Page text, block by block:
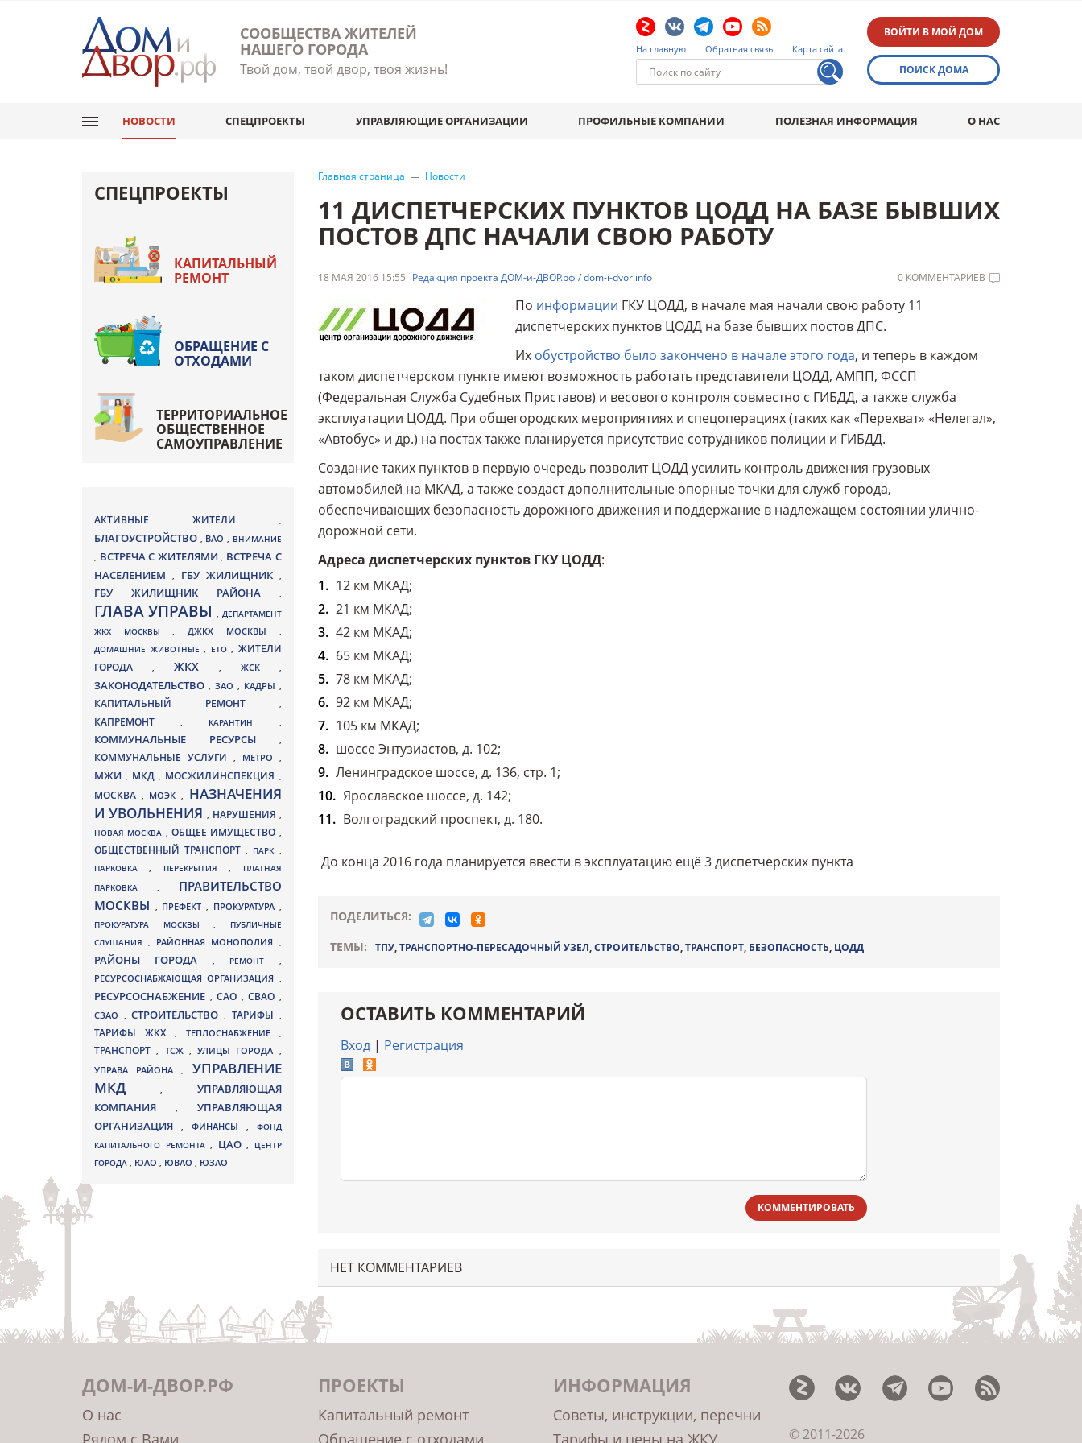
СООБЩЕСТВА ЖИТЕЛЕЙ
НАШЕГО ГОРОДА
Твой дом, твой двор, твоя жизнь!
На главную Обратная связь Карта сайта
ВОЙТИ В МОЙ ДОМ
ПОИСК ДОМА
НОВОСТИ СПЕЦПРОЕКТЫ УПРАВЛЯЮЩИЕ ОРГАНИЗАЦИИ ПРОФИЛЬНЫЕ КОМПАНИИ ПОЛЕЗНАЯ ИНФОРМАЦИЯ О НАС
Главная страница Новости
11 ДИСПЕТЧЕРСКИХ ПУНКТОВ ЦОДД НА БАЗЕ БЫВШИХ
ПОСТОВ ДПС НАЧАЛИ СВОЮ РАБОТУ
18 МАЯ 2016 15:55 Редакция проекта ДОМ-и-ДВОР.рф / dom-i-dvor.info 0 КОММЕНТАРИЕВ
По информации ГКУ ЦОДД, в начале мая начали свою работу 11
диспетчерских пунктов ЦОДД на базе бывших постов ДПС.
Их обустройство было закончено в начале этого года, и теперь в каждом
таком диспетчерском пункте имеют возможность работать представители ЦОДД, АМПП, ФССП
(Федеральная Служба Судебных Приставов) и весового контроля совместно с ГИБДД, а также служба
эксплуатации ЦОДД. При общегородских мероприятиях и спецоперациях (таких как «Перехват» «Нелегал»,
«Автобус» и др.) на постах также планируется присутствие сотрудников полиции и ГИБДД.
Создание таких пунктов в первую очередь позволит ЦОДД усилить контроль движения грузовых
автомобилей на МКАД, а также создаст дополнительные опорные точки для служб города,
обеспечивающих безопасность дорожного движения и поддержание в надлежащем состоянии улично-
дорожной сети.
Адреса диспетчерских пунктов ГКУ ЦОДД:
12 км МКАД;
21 км МКАД;
42 км МКАД;
65 км МКАД;
78 км МКАД;
92 км МКАД;
105 км МКАД;
шоссе Энтузиастов, д. 102;
Ленинградское шоссе, д. 136, стр. 1;
Ярославское шоссе, д. 142;
Волгоградский проспект, д. 180.
До конца 2016 года планируется ввести в эксплуатацию ещё 3 диспетчерских пункта
ПОДЕЛИТЬСЯ:
ТЕМЫ:
ТПУ,ТРАНСПОРТНО-ПЕРЕСАДОЧНЫЙ УЗЕЛ,СТРОИТЕЛЬСТВО,ТРАНСПОРТ, БЕЗОПАСНОСТЬ, ЦОДД
ОСТАВИТЬ КОММЕНТАРИЙ
Вход| Регистрация
КОММЕНТИРОВАТЬ
НЕТ КОММЕНТАРИЕВ
СПЕЦПРОЕКТЫ
КАПИТАЛЬНЫЙ
РЕМОНТ
ОБРАЩЕНИЕ С
ОТХОДАМИ
ТЕРРИТОРИАЛЬНОЕ
ОБЩЕСТВЕННОЕ
САМОУПРАВЛЕНИЕ
АКТИВНЫЕ ЖИТЕЛИ ,
БЛАГОУСТРОЙСТВО , ВАО , ВНИМАНИЕ
, ВСТРЕЧА С ЖИТЕЛЯМИ, ВСТРЕЧА С
НАСЕЛЕНИЕМ
, ГБУ ЖИЛИЩНИК ,
ГБУ ЖИЛИЩНИК РАЙОНА ,
ГЛАВА УПРАВЫ, ДЕПАРТАМЕНТ
ЖКХ МОСКВЫ,ДЖКХ МОСКВЫ ,
ДОМАШНИЕ ЖИВОТНЫЕ , ЕТО , ЖИТЕЛИ
ГОРОДА
, ЖКХ , ЖСК ,
ЗАКОНОДАТЕЛЬСТВО , ЗАО , КАДРЫ ,
КАПИТАЛЬНЫЙ РЕМОНТ ,
КАПРЕМОНТ , КАРАНТИН ,
КОММУНАЛЬНЫЕ РЕСУРСЫ ,
КОММУНАЛЬНЫЕ УСЛУГИ , МЕТРО ,
МЖИ, МКД , МОСЖИЛИНСПЕКЦИЯ ,
МОСКВА , МОЭК ,
НАЗНАЧЕНИЯ
И УВОЛЬНЕНИЯ , НАРУШЕНИЯ ,
НОВАЯ МОСКВА , ОБЩЕЕ ИМУЩЕСТВО ,
ОБЩЕСТВЕННЫЙ ТРАНСПОРТ, ПАРК ,
ПАРКОВКА, ПЕРЕКРЫТИЯ,
ПЛАТНАЯ
ПАРКОВКА ,
ПРАВИТЕЛЬСТВО
МОСКВЫ , ПРЕФЕКТ, ПРОКУРАТУРА ,
ПРОКУРАТУРА МОСКВЫ ,
ПУБЛИЧНЫЕ
СЛУШАНИЯ, РАЙОННАЯ МОНОПОЛИЯ ,
РАЙОНЫ ГОРОДА , РЕМОНТ ,
РЕСУРСОСНАБЖАЮЩАЯ ОРГАНИЗАЦИЯ ,
РЕСУРСОСНАБЖЕНИЕ , САО , СВАО ,
СЗАО ,СТРОИТЕЛЬСТВО, ТАРИФЫ ,
ТАРИФЫ ЖКХ , ТЕПЛОСНАБЖЕНИЕ ,
ТРАНСПОРТ, ТСЖ , УЛИЦЫ ГОРОДА ,
УПРАВА РАЙОНА, УПРАВЛЕНИЕ
МКД, УПРАВЛЯЮЩАЯ
КОМПАНИЯ
, УПРАВЛЯЮЩАЯ
ОРГАНИЗАЦИЯ
, ФИНАНСЫ , ФОНД
КАПИТАЛЬНОГО РЕМОНТА , ЦАО ,
ЦЕНТР
ГОРОДА , ЮАО , ЮВАО , ЮЗАО
ДОМ-И-ДВОР.РФ
О нас
Рядом с Вами
ПРОЕКТЫ
Капитальный ремонт
Обращение с отходами
ИНФОРМАЦИЯ
Советы, инструкции, перечни
Тарифы и цены на ЖКУ
© 2011-2026